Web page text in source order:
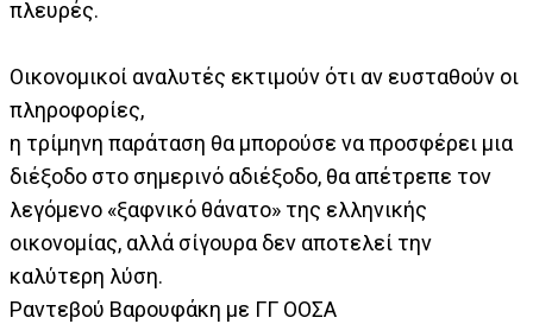
πλευρές.
Οικονομικοί αναλυτές εκτιμούν ότι αν ευσταθούν οι
πληροφορίες,
η τρίμηνη παράταση θα μπορούσε να προσφέρει μια
διέξοδο στο σημερινό αδιέξοδο, θα απέτρεπε τον
λεγόμενο «ξαφνικό θάνατο» της ελληνικής
οικονομίας, αλλά σίγουρα δεν αποτελεί την
καλύτερη λύση.
Ραντεβού Βαρουφάκη με ΓΓ ΟΟΣΑ